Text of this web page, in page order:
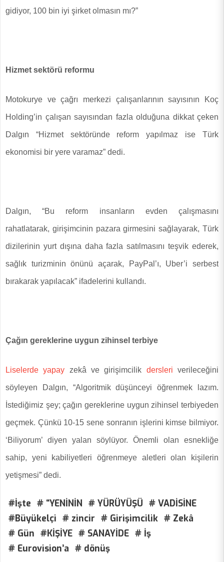
gidiyor, 100 bin iyi şirket olmasın mı?”
Hizmet sektörü reformu
Motokurye ve çağrı merkezi çalışanlarının sayısının Koç
Holding’in çalışan sayısından fazla olduğuna dikkat çeken
Dalgın “Hizmet sektöründe reform yapılmaz ise Türk
ekonomisi bir yere varamaz” dedi.
Dalgın, “Bu reform insanların evden çalışmasını
rahatlatarak, girişimcinin pazara girmesini sağlayarak, Türk
dizilerinin yurt dışına daha fazla satılmasını teşvik ederek,
sağlık turizminin önünü açarak, PayPal’ı, Uber’i serbest
bırakarak yapılacak” ifadelerini kullandı.
Çağın gereklerine uygun zihinsel terbiye
Liselerde yapay zekâ ve girişimcilik dersleri verileceğini
söyleyen Dalgın, “Algoritmik düşünceyi öğrenmek lazım.
İstediğimiz şey; çağın gereklerine uygun zihinsel terbiyeden
geçmek. Çünkü 10-15 sene sonranın işlerini kimse bilmiyor.
‘Biliyorum’ diyen yalan söylüyor. Önemli olan esnekliğe
sahip, yeni kabiliyetleri öğrenmeye aletleri olan kişilerin
yetişmesi” dedi.
#İşte # “YENİNİN # YÜRÜYÜŞÜ # VADİSİNE
#Büyükelçi # zincir # Girişimcilik # Zekâ
# Gün #KİŞİYE # SANAYİDE # İş
# Eurovision’a # dönüş